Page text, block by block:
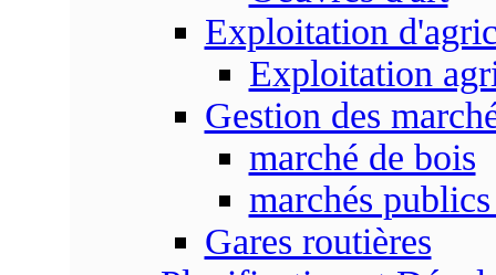
Exploitation
Exploitation
Gestion des
marché de bois
marchés
Gares routières